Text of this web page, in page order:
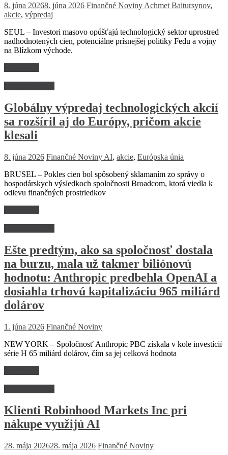
8. júna 20268. júna 2026 Finančné Noviny Achmet Baitursynov,
akcie, výpredaj
SEUL – Investori masovo opúšťajú technologický sektor uprostred
nadhodnotených cien, potenciálne prísnejšej politiky Fedu a vojny
na Blízkom východe.
Globálny výpredaj technologických akcií
sa rozšíril aj do Európy, pričom akcie
klesali
8. júna 2026 Finančné Noviny AI, akcie, Európska únia
BRUSEL – Pokles cien bol spôsobený sklamaním zo správy o
hospodárskych výsledkoch spoločnosti Broadcom, ktorá viedla k
odlevu finančných prostriedkov
Ešte predtým, ako sa spoločnosť dostala
na burzu, mala už takmer biliónovú
hodnotu: Anthropic predbehla OpenAI a
dosiahla trhovú kapitalizáciu 965 miliárd
dolárov
1. júna 2026 Finančné Noviny
NEW YORK – Spoločnosť Anthropic PBC získala v kole investícií
série H 65 miliárd dolárov, čím sa jej celková hodnota
Klienti Robinhood Markets Inc pri
nákupe využijú AI
28. mája 202628. mája 2026 Finančné Noviny